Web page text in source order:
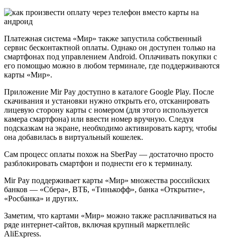
Платежная система «Мир» также запустила собственный
сервис бесконтактной оплаты. Однако он доступен только на
смартфонах под управлением Android. Оплачивать покупки с
его помощью можно в любом терминале, где поддерживаются
карты «Мир».
Приложение Mir Pay доступно в каталоге Google Play. После
скачивания и установки нужно открыть его, отсканировать
лицевую сторону карты с номером (для этого используется
камера смартфона) или ввести номер вручную. Следуя
подсказкам на экране, необходимо активировать карту, чтобы
она добавилась в виртуальный кошелек.
Сам процесс оплаты похож на SberPay — достаточно просто
разблокировать смартфон и поднести его к терминалу.
Mir Pay поддерживает карты «Мир» множества российских
банков — «Сбера», ВТБ, «Тинькофф», банка «Открытие»,
«Росбанка» и других.
Заметим, что картами «Мир» можно также расплачиваться на
ряде интернет-сайтов, включая крупный маркетплейс
AliExpress.